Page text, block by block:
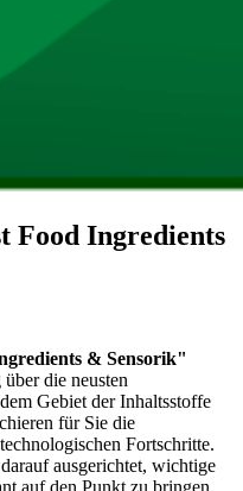
Food Ingredients
& Sensorik"
die neusten
Gebiet der Inhaltsstoffe
für Sie die
Fortschritte.
ausgerichtet, wichtige
auf den Punkt zu bringen.